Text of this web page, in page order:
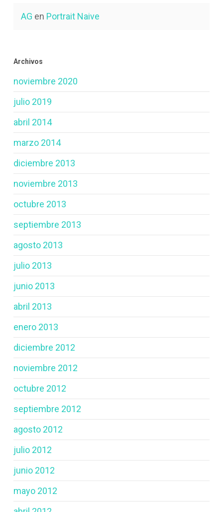
AG en Portrait Naive
Archivos
noviembre 2020
julio 2019
abril 2014
marzo 2014
diciembre 2013
noviembre 2013
octubre 2013
septiembre 2013
agosto 2013
julio 2013
junio 2013
abril 2013
enero 2013
diciembre 2012
noviembre 2012
octubre 2012
septiembre 2012
agosto 2012
julio 2012
junio 2012
mayo 2012